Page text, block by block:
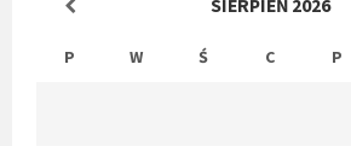
SIERPIEŃ 2026
P W Ś C P